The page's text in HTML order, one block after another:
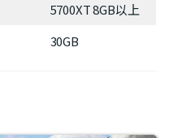
5700XT 8GB以上
30GB